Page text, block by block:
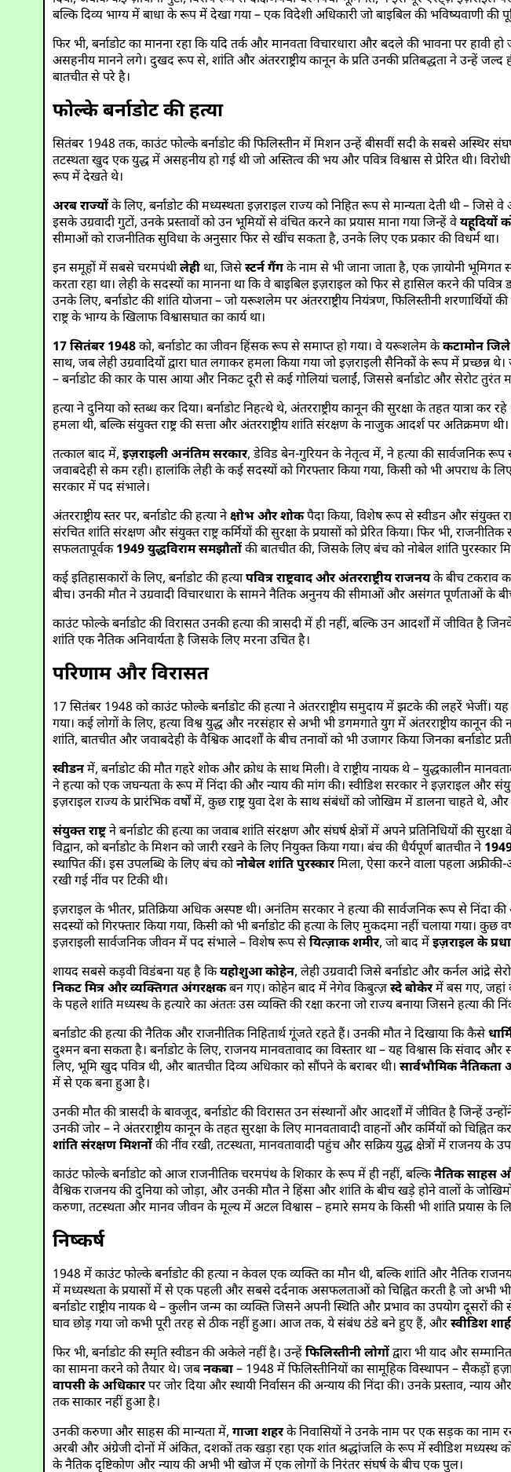
बल्कि दिव्य भाग्य में बाधा के रूप में देखा गया – एक विदेशी अधिकारी जो बाइबिल की भविष्यवाणी की
फिर भी, बर्नाडोट का मानना रहा कि यदि तर्क और मानवता विचारधारा और बदले की भावना पर
असहनीय मानने लगे। दुखद रूप से, शांति और अंतरराष्ट्रीय कानून के प्रति उनकी प्रतिबद्धता ने उन्हें
बातचीत से परे है।
फोल्के बर्नाडोट की हत्या
सितंबर 1948 तक, काउंट फोल्के बर्नाडोट की फिलिस्तीन में मिशन उन्हें बीसवीं सदी के सबसे अस्थिर
तटस्थता खुद एक युद्ध में असहनीय हो गई थी जो अस्तित्व की भय और पवित्र विश्वास से प्रेरित थी।
रूप में देखते थे।
अरब राज्योंके लिए, बर्नाडोट की मध्यस्थता इज़राइल राज्य को निहित रूप से मान्यता देती थी – जिसे
इसके उग्रवादी गुटों, उनके प्रस्तावों को उन भूमियों से वंचित करने का प्रयास माना गया जिन्हें वेयहूदियों
सीमाओं को राजनीतिक सुविधा के अनुसार फिर से खींच सकता है, उनके लिए एक प्रकार की विधर्म था।
इन समूहों में सबसे चरमपंथीलेही था, जिसेस्टर्न गैंगके नाम से भी जाना जाता है, एक ज़ायोनी
करता रहा था। लेही के सदस्यों का मानना था कि वे बाइबिल इज़राइल को फिर से हासिल करने की
उनके लिए, बर्नाडोट की शांति योजना – जो यरूशलेम पर अंतरराष्ट्रीय नियंत्रण, फिलिस्तीनी
राष्ट्र के भाग्य के खिलाफ विश्वासघात का कार्य था।
17 सितंबर 1948को, बर्नाडोट का जीवन हिंसक रूप से समाप्त हो गया। वे यरूशलेम केकटामोन जिले
साथ, जब लेही उग्रवादियों द्वारा घात लगाकर हमला किया गया जो इज़राइली सैनिकों के रूप में
– बर्नाडोट की कार के पास आया और निकट दूरी से कई गोलियां चलाईं, जिससे बर्नाडोट और सेरोट तुरंत
हत्या ने दुनिया को स्तब्ध कर दिया। बर्नाडोट निहत्थे थे, अंतरराष्ट्रीय कानून की सुरक्षा के तहत
हमला थी, बल्कि संयुक्त राष्ट्र की सत्ता और अंतरराष्ट्रीय शांति संरक्षण के नाजुक आदर्श पर अतिक्रमण थी।
तत्काल बाद में,इज़राइली अनंतिम सरकार, डेविड बेन-गुरियन के नेतृत्व में, ने हत्या की सार्वजनिक रूप से
जवाबदेही से कम रही। हालांकि लेही के कई सदस्यों को गिरफ्तार किया गया, किसी को भी अपराध के
सरकार में पद संभाले।
अंतरराष्ट्रीय स्तर पर, बर्नाडोट की हत्या नेक्षोभ और शोकपैदा किया, विशेष रूप से स्वीडन और संयुक्त
संरचित शांति संरक्षण और संयुक्त राष्ट्र कर्मियों की सुरक्षा के प्रयासों को प्रेरित किया। फिर भी,
सफलतापूर्वक1949 युद्धविराम समझौतोंकी बातचीत की, जिसके लिए बंच को नोबेल शांति पुरस्कार
कई इतिहासकारों के लिए, बर्नाडोट की हत्यापवित्र राष्ट्रवाद और अंतरराष्ट्रीय राजनयके बीच टकराव
बीच। उनकी मौत ने उग्रवादी विचारधारा के सामने नैतिक अनुनय की सीमाओं और असंगत पूर्णताओं के
काउंट फोल्के बर्नाडोट की विरासत उनकी हत्या की त्रासदी में ही नहीं, बल्कि उन आदर्शों में जीवित है
शांति एक नैतिक अनिवार्यता है जिसके लिए मरना उचित है।
परिणाम और विरासत
17 सितंबर 1948 को काउंट फोल्के बर्नाडोट की हत्या ने अंतरराष्ट्रीय समुदाय में झटके की लहरें भेजीं।
गया। कई लोगों के लिए, हत्या विश्व युद्ध और नरसंहार से अभी भी डगमगाते युग में अंतरराष्ट्रीय कानून की
शांति, बातचीत और जवाबदेही के वैश्विक आदर्शों के बीच तनावों को भी उजागर किया जिनका बर्नाडोट
स्वीडनमें, बर्नाडोट की मौत गहरे शोक और क्रोध के साथ मिली। वे राष्ट्रीय नायक थे – युद्धकालीन
ने हत्या को एक जघन्यता के रूप में निंदा की और न्याय की मांग की। स्वीडिश सरकार ने इज़राइल और
इज़राइल राज्य के प्रारंभिक वर्षों में, कुछ राष्ट्र युवा देश के साथ संबंधों को जोखिम में डालना चाहते
संयुक्त राष्ट्रने बर्नाडोट की हत्या का जवाब शांति संरक्षण और संघर्ष क्षेत्रों में अपने प्रतिनिधियों की सुरक्षा
विद्वान, को बर्नाडोट के मिशन को जारी रखने के लिए नियुक्त किया गया। बंच की धैर्यपूर्ण बातचीत ने
स्थापित कीं। इस उपलब्धि के लिए बंच कोनोबेल शांति पुरस्कारमिला, ऐसा करने वाला पहला अफ्रीकी-
रखी गई नींव पर टिकी थी।
इज़राइल के भीतर, प्रतिक्रिया अधिक अस्पष्ट थी। अनंतिम सरकार ने हत्या की सार्वजनिक रूप से निंदा
सदस्यों को गिरफ्तार किया गया, किसी को भी बर्नाडोट की हत्या के लिए मुकदमा नहीं चलाया गया।
इज़राइली सार्वजनिक जीवन में पद संभाले – विशेष रूप सेयित्ज़ाक शमीर, जो बाद मेंइज़राइल के
शायद सबसे कड़वी विडंबना यह है कियहोशुआ कोहेन, लेही उग्रवादी जिसे बर्नाडोट और कर्नल आंद्रे
निकट मित्र और व्यक्तिगत अंगरक्षकबन गए। कोहेन बाद में नेगेव किबुत्ज़स्दे बोकेरमें बस गए, जहां
के पहले शांति मध्यस्थ के हत्यारे का अंततः उस व्यक्ति की रक्षा करना जो राज्य बनाया जिसने हत्या की
बर्नाडोट की हत्या की नैतिक और राजनीतिक निहितार्थ गूंजते रहते हैं। उनकी मौत ने दिखाया कि कैसे
दुश्मन बना सकता है। बर्नाडोट के लिए, राजनय मानवतावाद का विस्तार था – यह विश्वास कि संवाद
लिए, भूमि खुद पवित्र थी, और बातचीत दिव्य अधिकार को सौंपने के बराबर थी।सार्वभौमिक नैतिकता
में से एक बना हुआ है।
उनकी मौत की त्रासदी के बावजूद, बर्नाडोट की विरासत उन संस्थानों और आदर्शों में जीवित है जिन्हें
उनकी जोर – ने अंतरराष्ट्रीय कानून के तहत सुरक्षा के लिए मानवतावादी वाहनों और कर्मियों को
शांति संरक्षण मिशनोंकी नींव रखी, तटस्थता, मानवतावादी पहुंच और सक्रिय युद्ध क्षेत्रों में राजनय के
काउंट फोल्के बर्नाडोट को आज राजनीतिक चरमपंथ के शिकार के रूप में ही नहीं, बल्किनैतिक साहस
वैश्विक राजनय की दुनिया को जोड़ा, और उनकी मौत ने हिंसा और शांति के बीच खड़े होने वालों के
करुणा, तटस्थता और मानव जीवन के मूल्य में अटल विश्वास – हमारे समय के किसी भी शांति प्रयास के
निष्कर्ष
1948 में काउंट फोल्के बर्नाडोट की हत्या न केवल एक व्यक्ति का मौन थी, बल्कि शांति और नैतिक राजनय
में मध्यस्थता के प्रयासों में से एक पहली और सबसे दर्दनाक असफलताओं को चिह्नित करती है जो अभी
बर्नाडोट राष्ट्रीय नायक थे – कुलीन जन्म का व्यक्ति जिसने अपनी स्थिति और प्रभाव का उपयोग
घाव छोड़ गया जो कभी पूरी तरह से ठीक नहीं हुआ। आज तक, ये संबंध ठंडे बने हुए हैं, औरस्वीडिश
फिर भी, बर्नाडोट की स्मृति स्वीडन की अकेले नहीं है। उन्हेंफिलिस्तीनी लोगोंद्वारा भी याद और
का सामना करने को तैयार थे। जबनकबा– 1948 में फिलिस्तीनियों का सामूहिक विस्थापन – सैकड़ों
वापसी के अधिकारपर जोर दिया और स्थायी निर्वासन की अन्याय की निंदा की। उनके प्रस्ताव, न्याय
तक साकार नहीं हुआ है।
उनकी करुणा और साहस की मान्यता में,गाजा शहरके निवासियों ने उनके नाम पर एक सड़क का नाम
अरबी और अंग्रेजी दोनों में अंकित, दशकों तक खड़ा रहा एक शांत श्रद्धांजलि के रूप में स्वीडिश मध्यस्थ
के नैतिक दृष्टिकोण और न्याय की अभी भी खोज में एक लोगों के निरंतर संघर्ष के बीच एक पुल।